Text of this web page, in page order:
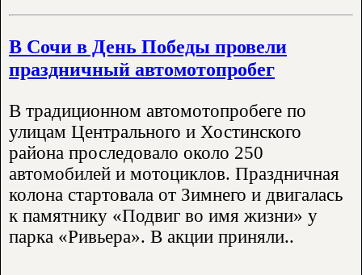
В Сочи в День Победы провели
праздничный автомотопробег
В традиционном автомотопробеге по
улицам Центрального и Хостинского
района проследовало около 250
автомобилей и мотоциклов. Праздничная
колона стартовала от Зимнего и двигалась
к памятнику «Подвиг во имя жизни» у
парка «Ривьера». В акции приняли..